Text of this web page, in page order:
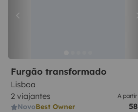
Furgão transformado
Lisboa
2 viajantes
NovoBest Owner
A